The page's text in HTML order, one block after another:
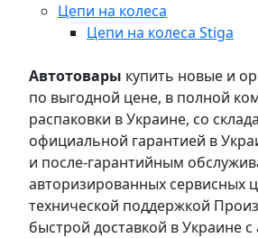
Цепи на колеса
Цепи на колеса Stiga
Автотовары купить новые и
по выгодной цене, в полной
распаковки в Украине, со
официальной гарантией в
и после-гарантийным
авторизированных сервисных
технической поддержкой
быстрой доставкой в Украине